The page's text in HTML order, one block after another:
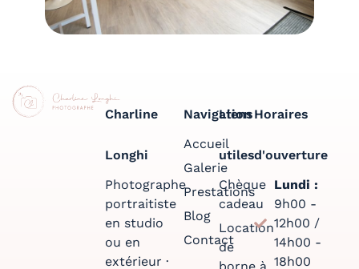
Charline
Longhi
Photographe
portraitiste
en studio
ou en
extérieur ·
Navigation
Accueil
Galerie
Prestations
Blog
Contact
Liens
utiles
Chèque
cadeau
Location
de
Horaires
d'ouverture
Lundi :
9h00 -
12h00 /
14h00 -
18h00